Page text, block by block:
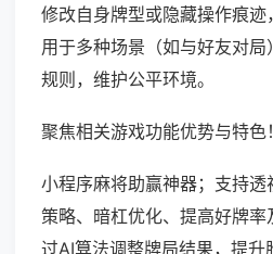
修改自身牌型或隐藏操作痕迹
用于多种场景（如与好友对
规则，维护公平环境。
聚焦相关游戏功能优势与特色！
小程序麻将助赢神器；支持
策略、暗杠优化、提高好牌
过AI算法调整牌局结果，提升